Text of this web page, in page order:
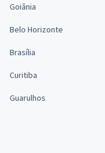
Goiânia
Belo Horizonte
Brasília
Curitiba
Guarulhos